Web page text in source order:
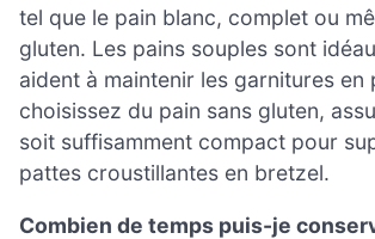
tel que le pain blanc, complet ou
gluten. Les pains souples sont
aident à maintenir les garnitures en
choisissez du pain sans gluten,
soit suffisamment compact pour
pattes croustillantes en bretzel.
Combien de temps puis-je